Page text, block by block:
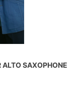
ALTO SAXOPHONE